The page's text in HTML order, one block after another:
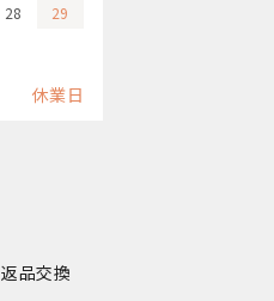
返品交換
28
29
休業日